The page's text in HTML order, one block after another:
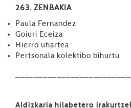
263. ZENBAKIA
Paula Fernandez
Goiuri Eceiza
Hierro uhartea
Pertsonala kolektibo bihurtu
Aldizkaria hilabetero